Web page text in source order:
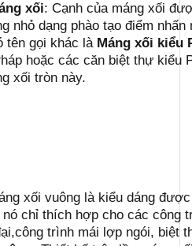
xối: Cạnh của máng xối
nhỏ dạng phào tạo điểm
tên gọi khác là Máng xối kiểu
hoặc các căn biệt thự kiểu
xối tròn này.
xối vuông là kiểu dáng
chỉ thích hợp cho các công
trình mái lợp ngói, biệt